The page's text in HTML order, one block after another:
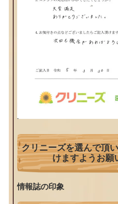
クリニーズを選んで頂
けますようお願
情報誌の印象